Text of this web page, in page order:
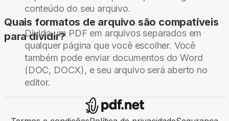
conteúdo do seu arquivo.
Quais formatos de arquivo são compatíveis
para dividir?
Divida um PDF em arquivos separados em
qualquer página que você escolher. Você
também pode enviar documentos do Word
(DOC, DOCX), e seu arquivo será aberto no
editor.